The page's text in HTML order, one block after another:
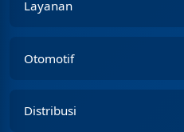
Layanan
Otomotif
Distribusi